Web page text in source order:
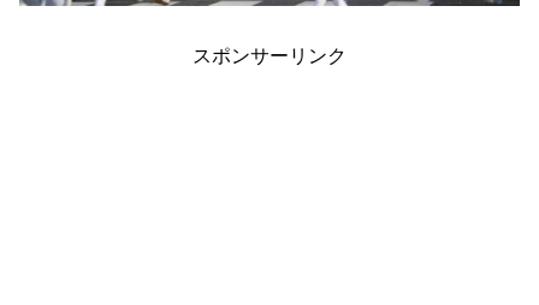
スポンサーリンク